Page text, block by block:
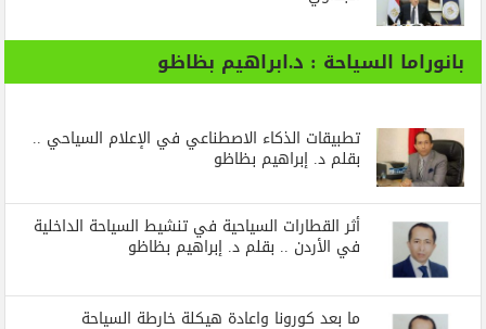
بانوراما السياحة : د.ابراهيم بظاظو
تطبيقات الذكاء الاصطناعي في الإعلام السياحي ..
بقلم د. إبراهيم بظاظو
أثر القطارات السياحية في تنشيط السياحة الداخلية
في الأردن .. بقلم د. إبراهيم بظاظو
ما بعد كورونا واعادة هيكلة خارطة السياحة